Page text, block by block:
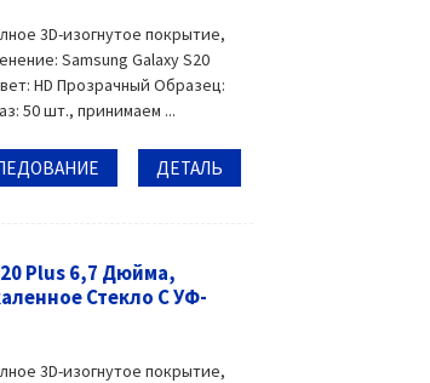
3D-изогнутое покрытие,
Samsung Galaxy S20
HD Прозрачный Образец:
50 шт., принимаем ...
ДЕТАЛЬ
Plus 6,7 Дюйма,
Стекло С УФ-
3D-изогнутое покрытие,